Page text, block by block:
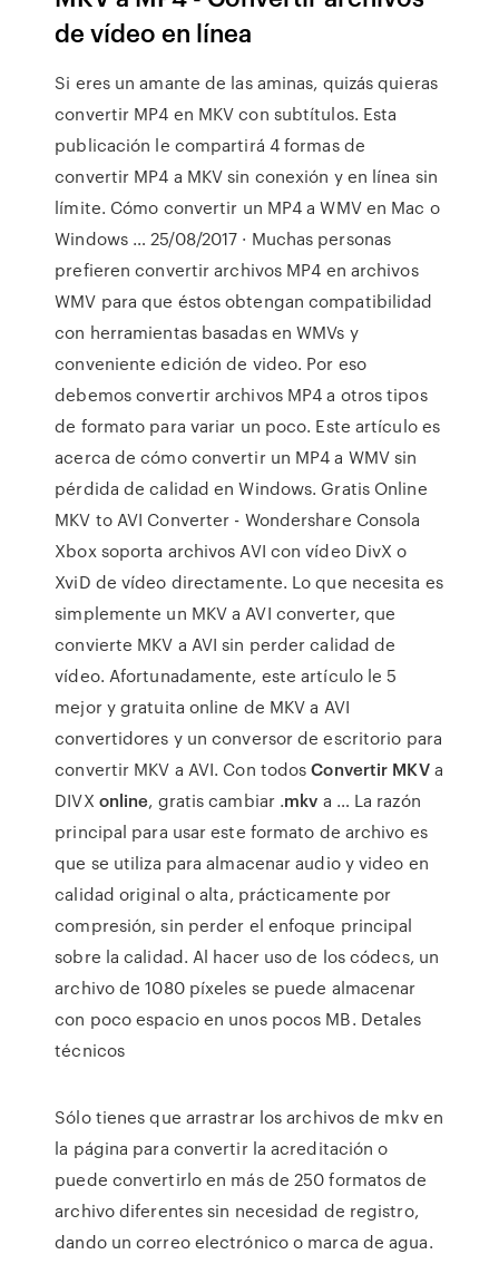
de vídeo en línea
Si eres un amante de las aminas, quizás quieras
convertir MP4 en MKV con subtítulos. Esta
publicación le compartirá 4 formas de
convertir MP4 a MKV sin conexión y en línea sin
límite. Cómo convertir un MP4 a WMV en Mac o
Windows … 25/08/2017 · Muchas personas
prefieren convertir archivos MP4 en archivos
WMV para que éstos obtengan compatibilidad
con herramientas basadas en WMVs y
conveniente edición de video. Por eso
debemos convertir archivos MP4 a otros tipos
de formato para variar un poco. Este artículo es
acerca de cómo convertir un MP4 a WMV sin
pérdida de calidad en Windows. Gratis Online
MKV to AVI Converter - Wondershare Consola
Xbox soporta archivos AVI con vídeo DivX o
XviD de vídeo directamente. Lo que necesita es
simplemente un MKV a AVI converter, que
convierte MKV a AVI sin perder calidad de
vídeo. Afortunadamente, este artículo le 5
mejor y gratuita online de MKV a AVI
convertidores y un conversor de escritorio para
convertir MKV a AVI. Con todosConvertir MKVa
DIVX online, gratis cambiar .mkv a … La razón
principal para usar este formato de archivo es
que se utiliza para almacenar audio y video en
calidad original o alta, prácticamente por
compresión, sin perder el enfoque principal
sobre la calidad. Al hacer uso de los códecs, un
archivo de 1080 píxeles se puede almacenar
con poco espacio en unos pocos MB. Detales
técnicos
Sólo tienes que arrastrar los archivos de mkv en
la página para convertir la acreditación o
puede convertirlo en más de 250 formatos de
archivo diferentes sin necesidad de registro,
dando un correo electrónico o marca de agua.